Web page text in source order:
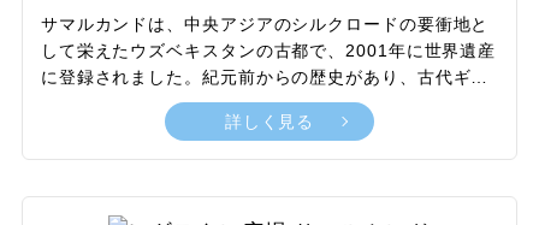
サマルカンドは、中央アジアのシルクロードの要衝地と
して栄えたウズベキスタンの古都で、2001年に世界遺産
に登録されました。紀元前からの歴史があり、古代ギリ
シアのアレクサンドロス大王も訪れたと伝えられていま
す。14世紀にはティムール帝国の首都となり、有名なレ
ギスタン広場やシャーヒズィンダ廟群をはじめとした美
詳しく見る